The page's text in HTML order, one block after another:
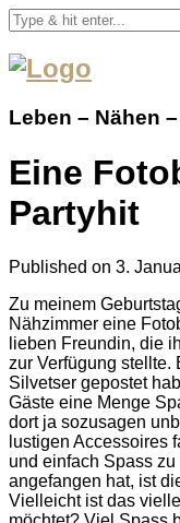
Leben – Nähen
Eine
Partyhit
Published on 3.
Zu meinem
Nähzimmer eine
lieben Freundin, die
zur Verfügung
Silvetser gepostet
Gäste eine Menge
dort ja sozusagen
lustigen Accessoires
und einfach Spass
angefangen hat, ist
Vielleicht ist das